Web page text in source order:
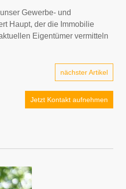
Gewerbe- und
Haupt, der die Immobilie
Eigentümer vermitteln
nächster Artikel
Jetzt Kontakt aufnehmen